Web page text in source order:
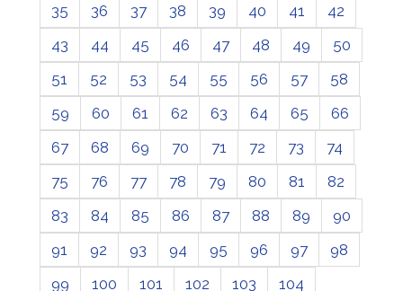
35
36 37 38 39 40 41
42
43
44 45 46 47 48 49
50
51
52 53 54 55 56 57
58
59
60 61 62 63 64 65
66
67
68 69 70 71 72 73
74
75
76 77 78 79 80 81
82
83
84 85 86 87 88 89
90
91
92 93 94 95 96 97
98
99
100 101 102 103 104